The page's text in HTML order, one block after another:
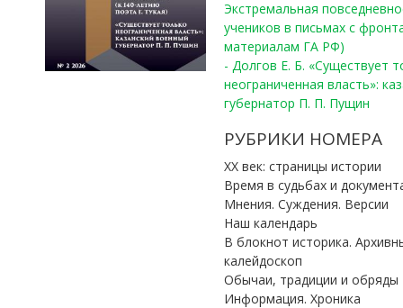
Экстремальная
учеников в письмах с
материалам ГА РФ)
- Долгов Е. Б. «Существует
неограниченная власть»:
губернатор П. П. Пущин
РУБРИКИ НОМЕРА
ХХ век: страницы истории
Время в судьбах и
Мнения. Суждения. Версии
Наш календарь
В блокнот историка.
калейдоскоп
Обычаи, традиции и обряды
Информация. Хроника